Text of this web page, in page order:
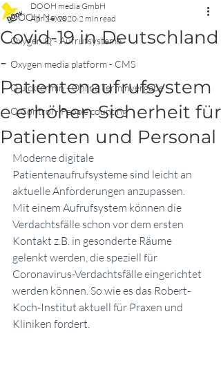
DOOH News
Oxygen.Q - Aufrufsysteme
Oxygen media platform - CMS
Q.uicktermin - Online Terminvergabe
Q.Control - People counting
Covid-19 in Deutschland
-
Patientenaufrufsystem
e erhöhen Sicherheit für
Patienten und Personal
DOOH media GmbH
Apr 24, 2020 2 min read
Moderne digitale
Patientenaufrufsysteme sind leicht an
aktuelle Anforderungen anzupassen.
Mit einem Aufrufsystem können die
Verdachtsfälle schon vor dem ersten
Kontakt z.B. in gesonderte Räume
gelenkt werden, die speziell für
Coronavirus-Verdachtsfälle eingerichtet
werden können. So wie es das Robert-
Koch-Institut aktuell für Praxen und
Kliniken fordert.